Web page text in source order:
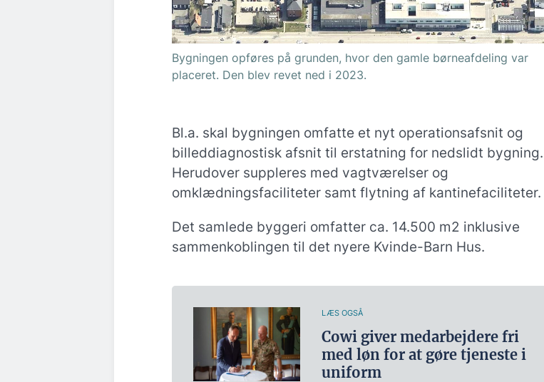
Bygningen opføres på grunden, hvor den gamle børneafdeling var
placeret. Den blev revet ned i 2023.
Bl.a. skal bygningen omfatte et nyt operationsafsnit og
billeddiagnostisk afsnit til erstatning for nedslidt bygning.
Herudover suppleres med vagtværelser og
omklædningsfaciliteter samt flytning af kantinefaciliteter.
Det samlede byggeri omfatter ca. 14.500 m2 inklusive
sammenkoblingen til det nyere Kvinde-Barn Hus.
LÆS OGSÅ
Cowi giver medarbejdere fri
med løn for at gøre tjeneste i
uniform